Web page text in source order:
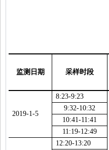
监测日期 采样时段
2019-1-5
8:23-9:23
9:32-10:32
10:41-11:41
11:19-12:49
12:20-13:20